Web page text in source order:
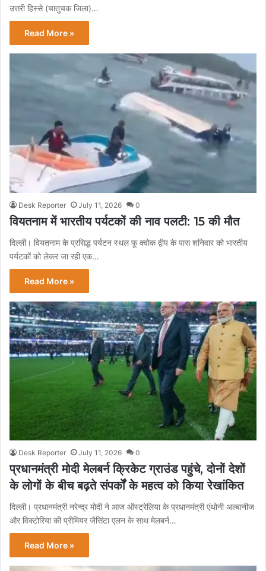
उत्तरी हिस्से (चातुचक जिला)…
Read More »
Desk Reporter July 11, 2026 0
वियतनाम में भारतीय पर्यटकों की नाव पलटी: 15 की मौत
दिल्ली। वियतनाम के प्रसिद्ध पर्यटन स्थल फू क्वोक द्वीप के पास शनिवार को भारतीय
पर्यटकों को लेकर जा रही एक…
Read More »
Desk Reporter July 11, 2026 0
प्रधानमंत्री मोदी मेलबर्न क्रिकेट ग्राउंड पहुंचे, दोनों देशों
के लोगों के बीच बढ़ते संपर्कों के महत्व को किया रेखांकित
दिल्ली। प्रधानमंत्री नरेन्द्र मोदी ने आज ऑस्ट्रेलिया के प्रधानमंत्री एंथोनी अल्बानीज
और विक्टोरिया की प्रीमियर जैसिंटा एलन के साथ मेलबर्न…
Read More »